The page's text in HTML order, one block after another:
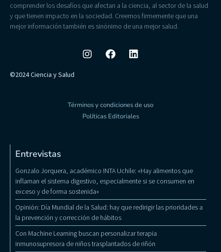
comprender los desafíos que afectan a la ciencia, al sector de la salud
y que tienen impacto en la sociedad. Creemos firmemente que una
mejor información también es sinónimo de una mejor salud.
©2024 Ciencia y Salud
Términos y condiciones de uso
Políticas Editoriales
Entrevistas
Gonzalo Jorquera, académico INTA Uchile: «Hay alimentos que
inflaman el sistema digestivo, especialmente si se consumen en
exceso y de forma sostenida»
Opinión: Día Mundial de la Salud: hay que redirigir las prioridades a
la prevención y corrección de hábitos
Con Machine Learning buscan personalizar terapia
inmunosupresora de niños trasplantados de riñón